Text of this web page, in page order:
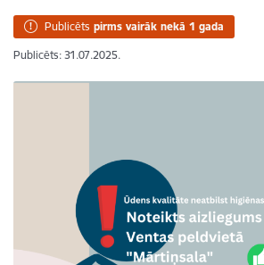
Publicēts pirms vairāk nekā 1 gada
Publicēts: 31.07.2025.